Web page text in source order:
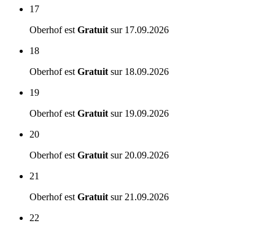
17
Oberhof est Gratuit sur 17.09.2026
18
Oberhof est Gratuit sur 18.09.2026
19
Oberhof est Gratuit sur 19.09.2026
20
Oberhof est Gratuit sur 20.09.2026
21
Oberhof est Gratuit sur 21.09.2026
22